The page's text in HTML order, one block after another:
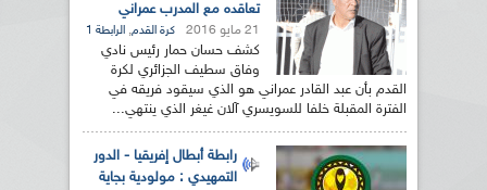
تعاقده مع المدرب عمراني
21 مايو 2016 كرة القدم, الرابطة 1
كشف حسان حمار رئيس نادي
وفاق سطيف الجزائري لكرة
القدم بأن عبد القادر عمراني هو الذي سيقود فريقه في
الفترة المقبلة خلفا للسويسري آلان غيغر الذي ينتهي...
رابطة أبطال إفريقيا - الدور
التمهيدي : مولودية بجاية